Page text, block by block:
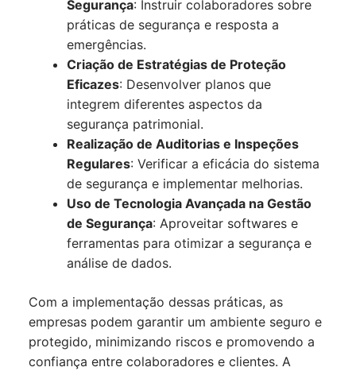
Segurança: Instruir colaboradores sobre
práticas de segurança e resposta a
emergências.
Criação de Estratégias de Proteção
Eficazes: Desenvolver planos que
integrem diferentes aspectos da
segurança patrimonial.
Realização de Auditorias e Inspeções
Regulares: Verificar a eficácia do sistema
de segurança e implementar melhorias.
Uso de Tecnologia Avançada na Gestão
de Segurança: Aproveitar softwares e
ferramentas para otimizar a segurança e
análise de dados.
Com a implementação dessas práticas, as
empresas podem garantir um ambiente seguro e
protegido, minimizando riscos e promovendo a
confiança entre colaboradores e clientes. A